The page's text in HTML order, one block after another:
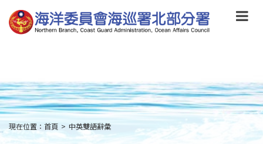
到
主
要
main
content
:::
現在位置： 首頁 > 中英雙語辭彙